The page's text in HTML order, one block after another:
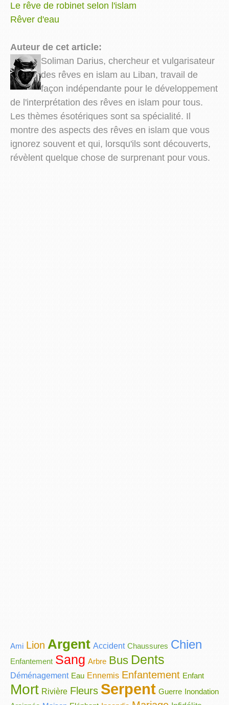
Le rêve de robinet selon l'islam
Rêver d'eau
Auteur de cet article:
Soliman Darius, chercheur et vulgarisateur
des rêves en islam au Liban, travail de
façon indépendante pour le développement
de l'interprétation des rêves en islam pour tous.
Les thèmes ésotériques sont sa spécialité. Il
montre des aspects des rêves en islam que vous
ignorez souvent et qui, lorsqu'ils sont découverts,
révèlent quelque chose de surprenant pour vous.
Ami Lion Argent Accident Chaussures Chien
Enfantement Sang Arbre Bus Dents
Déménagement Eau Ennemis Enfantement Enfant
Mort Rivière Fleurs Serpent Guerre Inondation